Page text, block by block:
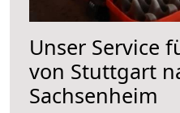
Unser Service
von Stuttgart
Sachsenheim